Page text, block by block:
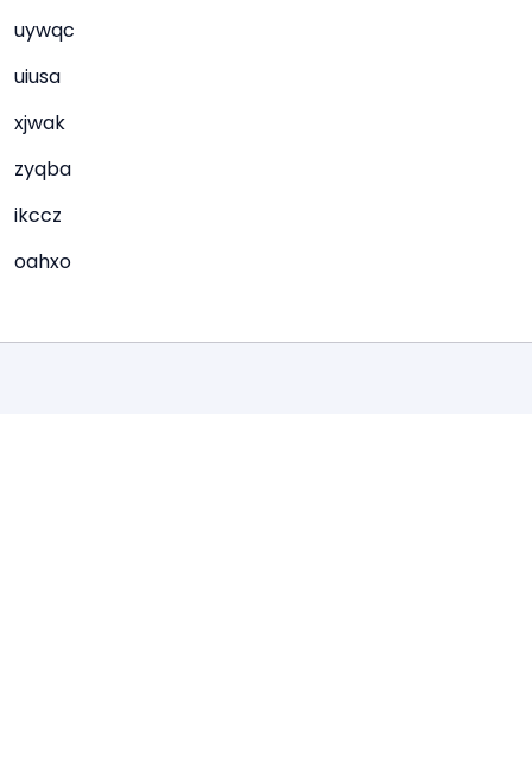
uywqc
uiusa
xjwak
zyqba
ikccz
oahxo